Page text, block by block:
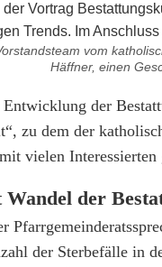
vom
Häffner, einen
der
zu dem der
vielen Interessierten
der
der Sterbefälle in